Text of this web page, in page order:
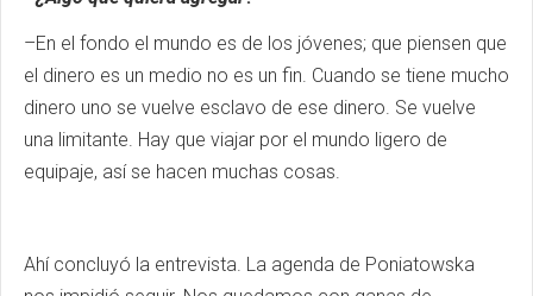
–En el fondo el mundo es de los jóvenes; que piensen que
el dinero es un medio no es un fin. Cuando se tiene mucho
dinero uno se vuelve esclavo de ese dinero. Se vuelve
una limitante. Hay que viajar por el mundo ligero de
equipaje, así se hacen muchas cosas.
Ahí concluyó la entrevista. La agenda de Poniatowska